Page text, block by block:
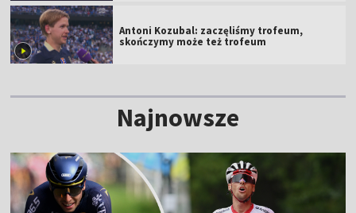
Antoni Kozubal: zaczęliśmy trofeum,
skończymy może też trofeum
Najnowsze